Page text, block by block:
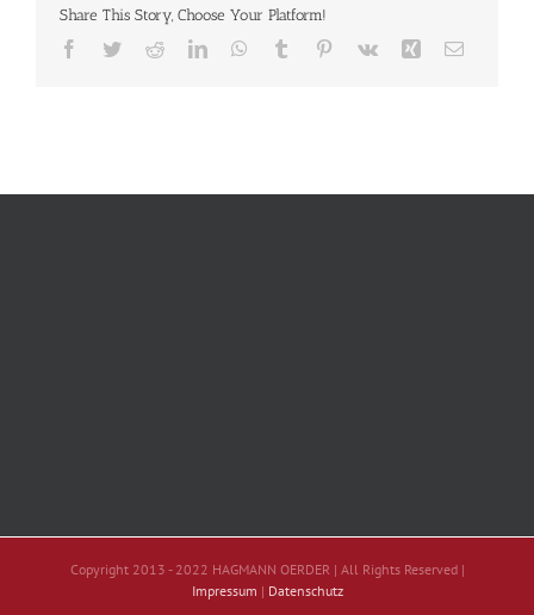
Share This Story, Choose Your Platform!
Facebook
TwitterRedditLinkedInWhatsApp
Tumblr Pinterest
Vk Xing E-
Copyright 2013 - 2022 HAGMANN OERDER | All Rights Reserved |
Impressum | Datenschutz